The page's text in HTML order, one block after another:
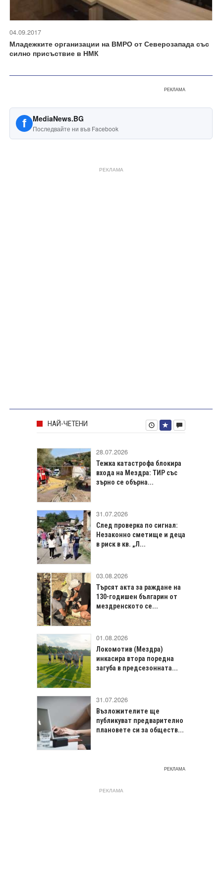
04.09.2017
Младежките организации на ВМРО от Северозапада със
силно присъствие в НМК
РЕКЛАМА
f MediaNews.BG
Последвайте ни във Facebook
РЕКЛАМА
НАЙ-ЧЕТЕНИ
28.07.2026
Тежка катастрофа блокира
входа на Мездра: ТИР със
зърно се обърна...
31.07.2026
След проверка по сигнал:
Незаконно сметище и деца
в риск в кв. „Л...
03.08.2026
Търсят акта за раждане на
130-годишен българин от
мездренското се...
01.08.2026
Локомотив (Мездра)
инкасира втора поредна
загуба в предсезонната...
31.07.2026
Възложителите ще
публикуват предварително
плановете си за обществ...
РЕКЛАМА
РЕКЛАМА